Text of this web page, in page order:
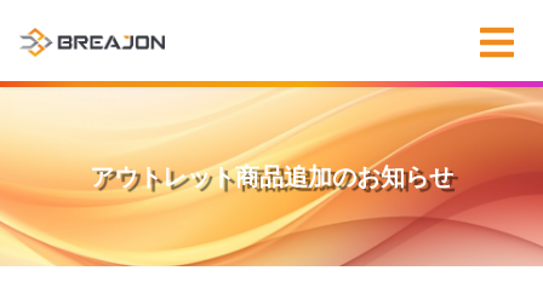
アウトレット商品追加のお知らせ